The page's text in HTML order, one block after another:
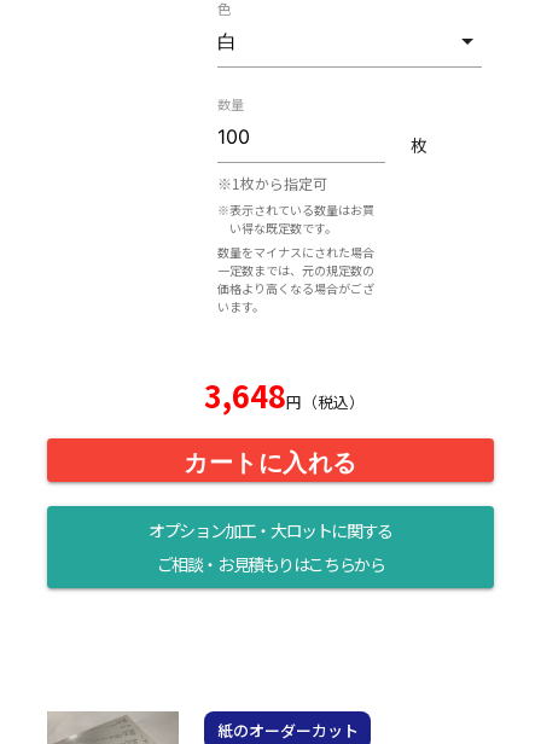
色
数量
※1枚から指定可
※表示されている数量はお買
い得な既定数です。
数量をマイナスにされた場合
一定数までは、元の規定数の
価格より高くなる場合がござ
います。
枚
3,648円（税込）
カートに入れる
オプション加工・大ロットに関する
ご相談・お見積もりはこちらから
紙のオーダーカット